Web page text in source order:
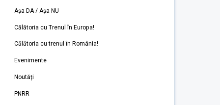
Așa DA / Așa NU
Călătoria cu Trenul în Europa!
Călătoria cu trenul în România!
Evenimente
Noutăți
PNRR